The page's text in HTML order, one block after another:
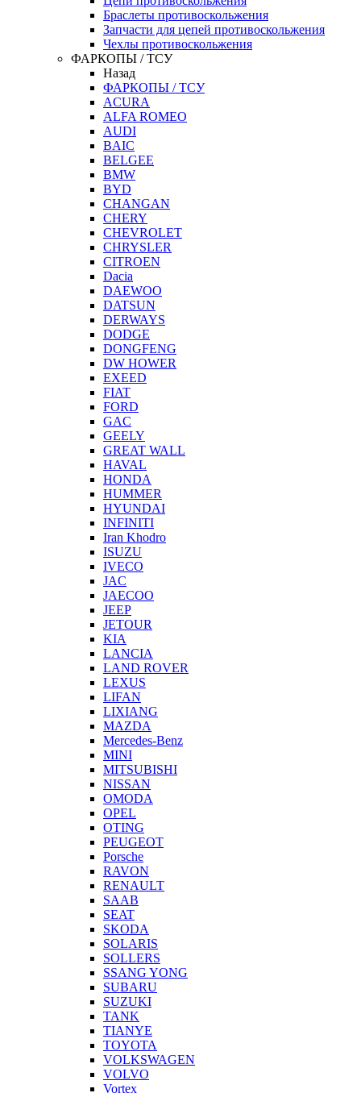
Браслеты противоскольжения
Запчасти для цепей противоскольжения
Чехлы противоскольжения
ФАРКОПЫ / ТСУ
Назад
ФАРКОПЫ / ТСУ
ACURA
ALFA ROMEO
AUDI
BAIC
BELGEE
BMW
BYD
CHANGAN
CHERY
CHEVROLET
CHRYSLER
CITROEN
Dacia
DAEWOO
DATSUN
DERWAYS
DODGE
DONGFENG
DW HOWER
EXEED
FIAT
FORD
GAC
GEELY
GREAT WALL
HAVAL
HONDA
HUMMER
HYUNDAI
INFINITI
Iran Khodro
ISUZU
IVECO
JAC
JAECOO
JEEP
JETOUR
KIA
LANCIA
LAND ROVER
LEXUS
LIFAN
LIXIANG
MAZDA
Mercedes-Benz
MINI
MITSUBISHI
NISSAN
OMODA
OPEL
OTING
PEUGEOT
Porsche
RAVON
RENAULT
SAAB
SEAT
SKODA
SOLARIS
SOLLERS
SSANG YONG
SUBARU
SUZUKI
TANK
TIANYE
TOYOTA
VOLKSWAGEN
VOLVO
Vortex